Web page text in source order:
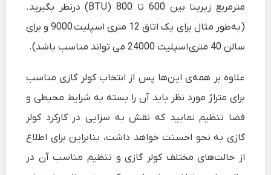
مترمربع زیربنا بین 600 تا 800 (BTU) درنظر بگیرید.
(به‌طور مثال برای یک اتاق 12 متری
اسپلیت
9000 و برای
سالن 40 متری
اسپلیت24000 می تواند مناسب باشد).
علاوه بر همه‌ی این‌ها پس از انتخاب کولر گازی مناسب
برای متراژ مورد نظر باید آن را بسته به شرایط محیطی و
فضا تنظیم نمایید که نقش به سزایی در کارکرد کولر
گازی به نحو احسنت خواهد داشت، بنابراین برای اطلاع
از حالت‌های مختلف کولر گازی و تنظیم مناسب آن در